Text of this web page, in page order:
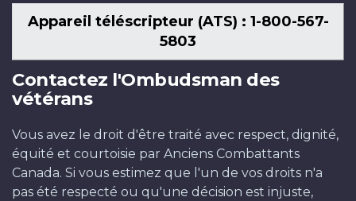
Appareil téléscripteur (ATS) : 1-800-567-
5803
Contactez l'Ombudsman des
vétérans
Vous avez le droit d'être traité avec respect, dignité,
équité et courtoisie par Anciens Combattants
Canada. Si vous estimez que l'un de vos droits n'a
pas été respecté ou qu'une décision est injuste,